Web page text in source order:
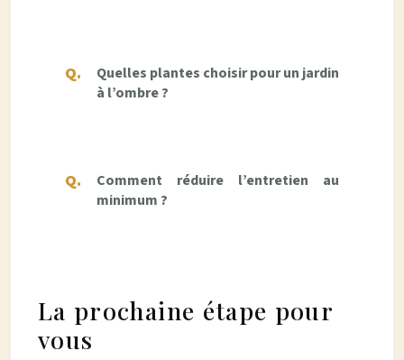
Quelles plantes choisir pour un jardin
à l’ombre ?
Comment réduire l’entretien au
minimum ?
La prochaine étape pour
vous